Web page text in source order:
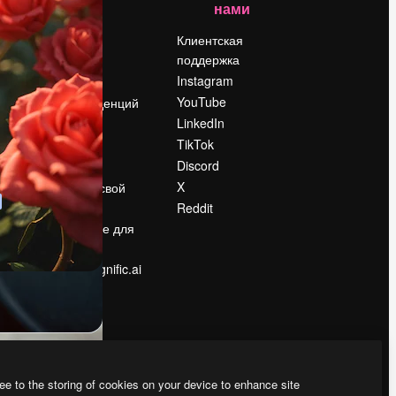
Цены
О нас
Reviews
Вакансии
Поиск тенденций
Блог
События
Slidesgo
Продайте свой
контент
Помещение для
прессы
Ищете magnific.ai
нами
Клиентская
поддержка
Instagram
YouTube
LinkedIn
TikTok
Discord
X
Reddit
to the storing of cookies on your device to enhance site